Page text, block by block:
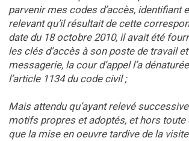
parvenir mes codes d’accès, identifiant
relevant qu’il résultait de cette
date du 18 octobre 2010, il avait été
les clés d’accès à son poste de travail
messagerie, la cour d’appel l’a
l’article 1134 du code civil ;
Mais attendu qu’ayant relevé
motifs propres et adoptés, et hors toute
que la mise en oeuvre tardive de la